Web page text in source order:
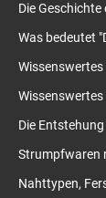
Die
Was bedeutet
Die
Strumpfwaren
Nahttypen,